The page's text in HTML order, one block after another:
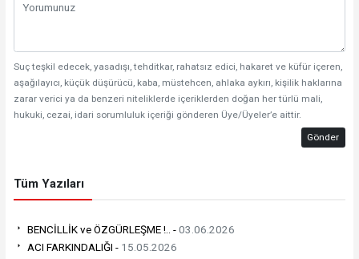
Suç teşkil edecek, yasadışı, tehditkar, rahatsız edici, hakaret ve küfür içeren,
aşağılayıcı, küçük düşürücü, kaba, müstehcen, ahlaka aykırı, kişilik haklarına
zarar verici ya da benzeri niteliklerde içeriklerden doğan her türlü mali,
hukuki, cezai, idari sorumluluk içeriği gönderen Üye/Üyeler’e aittir.
Gönder
Tüm Yazıları
BENCİLLİK ve ÖZGÜRLEŞME !.. -03.06.2026
ACI FARKINDALIĞI - 15.05.2026